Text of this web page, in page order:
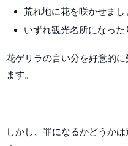
荒れ地に花を咲かせまし
いずれ観光名所になった
花ゲリラの言い分を好意的
ます。
しかし、罪になるかどうか